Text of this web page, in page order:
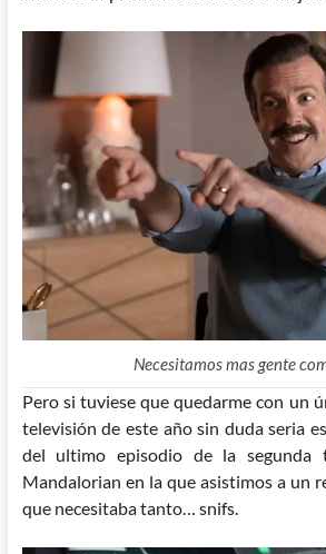
Necesitamos mas gente
Pero si tuviese que quedarme con un
televisión de este año sin duda seria
del ultimo episodio de la segunda
Mandalorian en la que asistimos a un
que necesitaba tanto… snifs.